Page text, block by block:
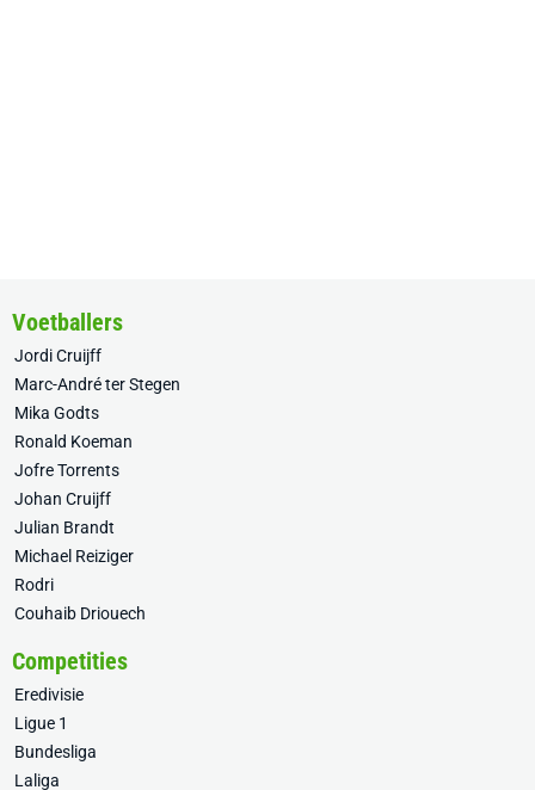
Voetballers
Jordi Cruijff
Marc-André ter Stegen
Mika Godts
Ronald Koeman
Jofre Torrents
Johan Cruijff
Julian Brandt
Michael Reiziger
Rodri
Couhaib Driouech
Competities
Eredivisie
Ligue 1
Bundesliga
Laliga